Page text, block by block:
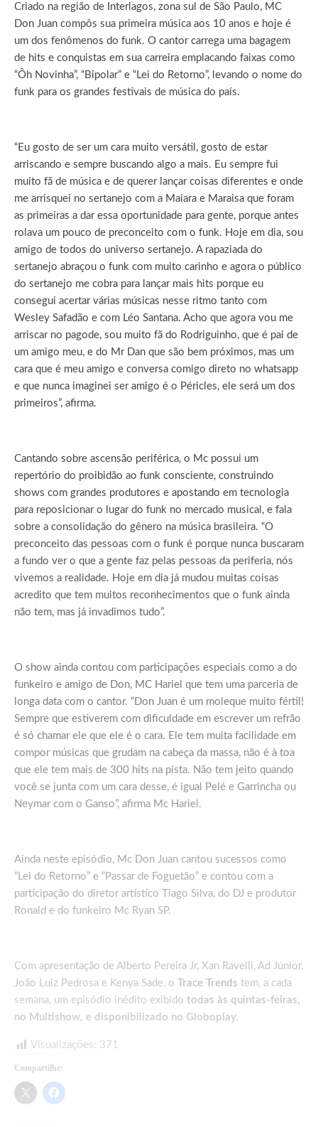
Criado na região de Interlagos, zona sul de São Paulo, MC
Don Juan compôs sua primeira música aos 10 anos e hoje é
um dos fenômenos do funk. O cantor carrega uma bagagem
de hits e conquistas em sua carreira emplacando faixas como
“Ôh Novinha”, “Bipolar” e “Lei do Retorno”, levando o nome do
funk para os grandes festivais de música do país.
“Eu gosto de ser um cara muito versátil, gosto de estar
arriscando e sempre buscando algo a mais. Eu sempre fui
muito fã de música e de querer lançar coisas diferentes e onde
me arrisquei no sertanejo com a Maiara e Maraisa que foram
as primeiras a dar essa oportunidade para gente, porque antes
rolava um pouco de preconceito com o funk. Hoje em dia, sou
amigo de todos do universo sertanejo. A rapaziada do
sertanejo abraçou o funk com muito carinho e agora o público
do sertanejo me cobra para lançar mais hits porque eu
consegui acertar várias músicas nesse ritmo tanto com
Wesley Safadão e com Léo Santana. Acho que agora vou me
arriscar no pagode, sou muito fã do Rodriguinho, que é pai de
um amigo meu, e do Mr Dan que são bem próximos, mas um
cara que é meu amigo e conversa comigo direto no whatsapp
e que nunca imaginei ser amigo é o Péricles, ele será um dos
primeiros”, afirma.
Cantando sobre ascensão periférica, o Mc possui um
repertório do proibidão ao funk consciente, construindo
shows com grandes produtores e apostando em tecnologia
para reposicionar o lugar do funk no mercado musical, e fala
sobre a consolidação do gênero na música brasileira. “O
preconceito das pessoas com o funk é porque nunca buscaram
a fundo ver o que a gente faz pelas pessoas da periferia, nós
vivemos a realidade. Hoje em dia já mudou muitas coisas
acredito que tem muitos reconhecimentos que o funk ainda
não tem, mas já invadimos tudo”.
O show ainda contou com participações especiais como a do
funkeiro e amigo de Don, MC Hariel que tem uma parceria de
longa data com o cantor. “Don Juan é um moleque muito fértil!
Sempre que estiverem com dificuldade em escrever um refrão
é só chamar ele que ele é o cara. Ele tem muita facilidade em
compor músicas que grudam na cabeça da massa, não é à toa
que ele tem mais de 300 hits na pista. Não tem jeito quando
você se junta com um cara desse, é igual Pelé e Garrincha ou
Neymar com o Ganso”, afirma Mc Hariel.
Ainda neste episódio, Mc Don Juan cantou sucessos como
“Lei do Retorno” e “Passar de Foguetão” e contou com a
participação do diretor artístico Tiago Silva, do DJ e produtor
Ronald e do funkeiro Mc Ryan SP.
Com apresentação de Alberto Pereira Jr, Xan Ravelli, Ad Júnior,
João Luiz Pedrosa e Kenya Sade, o Trace Trends tem, a cada
semana, um episódio inédito exibido todas às quintas-feiras,
no Multishow, e disponibilizado no Globoplay.
Visualizações: 371
Compartilhe: